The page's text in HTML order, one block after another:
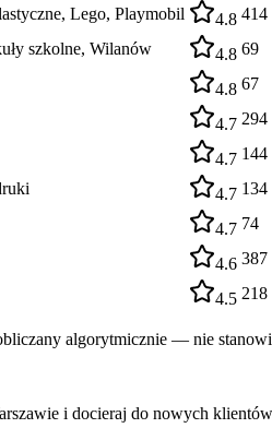
Lego, Playmobil 4.8 414
szkolne, Wilanów 4.8 69
4.8 67
4.7 294
4.7 144
4.7 134
4.7 74
4.6 387
4.5 218
algorytmicznie — nie
i docieraj do nowych